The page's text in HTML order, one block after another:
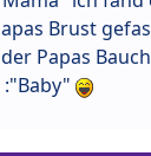
Brust
Papas